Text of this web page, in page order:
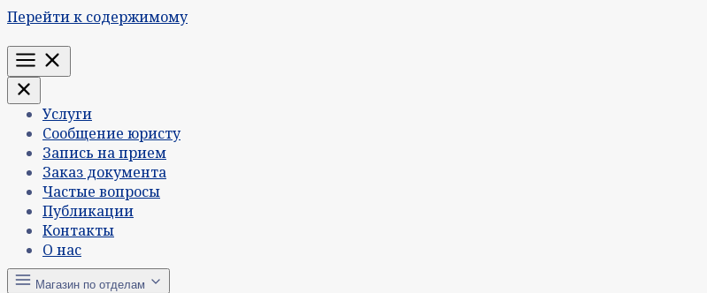
Перейти к содержимому
Меню
Услуги
Сообщение юристу
Запись на прием
Заказ документа
Частые вопросы
Публикации
Контакты
О нас
Магазин по отделам